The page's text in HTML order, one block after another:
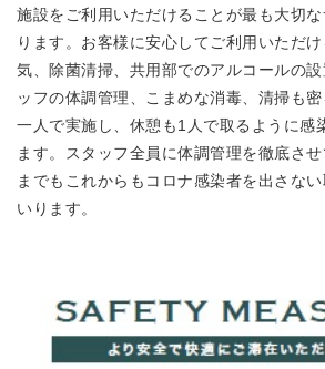
施設をご利用いただけることが最も大切
ります。お客様に安心してご利用いただ
気、除菌清掃、共用部でのアルコールの
ッフの体調管理、こまめな消毒、清掃も
一人で実施し、休憩も1人で取るように感
ます。スタッフ全員に体調管理を徹底さ
までもこれからもコロナ感染者を出さな
いります。